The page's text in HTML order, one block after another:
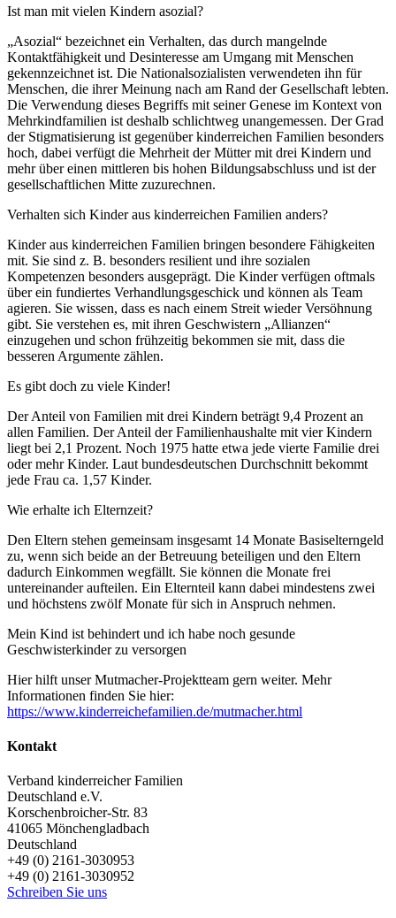
Ist man mit vielen Kindern asozial?
„Asozial“ bezeichnet ein Verhalten, das durch mangelnde
Kontaktfähigkeit und Desinteresse am Umgang mit Menschen
gekennzeichnet ist. Die Nationalsozialisten verwendeten ihn für
Menschen, die ihrer Meinung nach am Rand der Gesellschaft lebten.
Die Verwendung dieses Begriffs mit seiner Genese im Kontext von
Mehrkindfamilien ist deshalb schlichtweg unangemessen. Der Grad
der Stigmatisierung ist gegenüber kinderreichen Familien besonders
hoch, dabei verfügt die Mehrheit der Mütter mit drei Kindern und
mehr über einen mittleren bis hohen Bildungsabschluss und ist der
gesellschaftlichen Mitte zuzurechnen.
Verhalten sich Kinder aus kinderreichen Familien anders?
Kinder aus kinderreichen Familien bringen besondere Fähigkeiten
mit. Sie sind z. B. besonders resilient und ihre sozialen
Kompetenzen besonders ausgeprägt. Die Kinder verfügen oftmals
über ein fundiertes Verhandlungsgeschick und können als Team
agieren. Sie wissen, dass es nach einem Streit wieder Versöhnung
gibt. Sie verstehen es, mit ihren Geschwistern „Allianzen“
einzugehen und schon frühzeitig bekommen sie mit, dass die
besseren Argumente zählen.
Es gibt doch zu viele Kinder!
Der Anteil von Familien mit drei Kindern beträgt 9,4 Prozent an
allen Familien. Der Anteil der Familienhaushalte mit vier Kindern
liegt bei 2,1 Prozent. Noch 1975 hatte etwa jede vierte Familie drei
oder mehr Kinder. Laut bundesdeutschen Durchschnitt bekommt
jede Frau ca. 1,57 Kinder.
Wie erhalte ich Elternzeit?
Den Eltern stehen gemeinsam insgesamt 14 Monate Basiselterngeld
zu, wenn sich beide an der Betreuung beteiligen und den Eltern
dadurch Einkommen wegfällt. Sie können die Monate frei
untereinander aufteilen. Ein Elternteil kann dabei mindestens zwei
und höchstens zwölf Monate für sich in Anspruch nehmen.
Mein Kind ist behindert und ich habe noch gesunde
Geschwisterkinder zu versorgen
Hier hilft unser Mutmacher-Projektteam gern weiter. Mehr
Informationen finden Sie hier:
https://www.kinderreichefamilien.de/mutmacher.html
Kontakt
Verband kinderreicher Familien
Deutschland e.V.
Korschenbroicher-Str. 83
41065 Mönchengladbach
Deutschland
+49 (0) 2161-3030953
+49 (0) 2161-3030952
Schreiben Sie uns